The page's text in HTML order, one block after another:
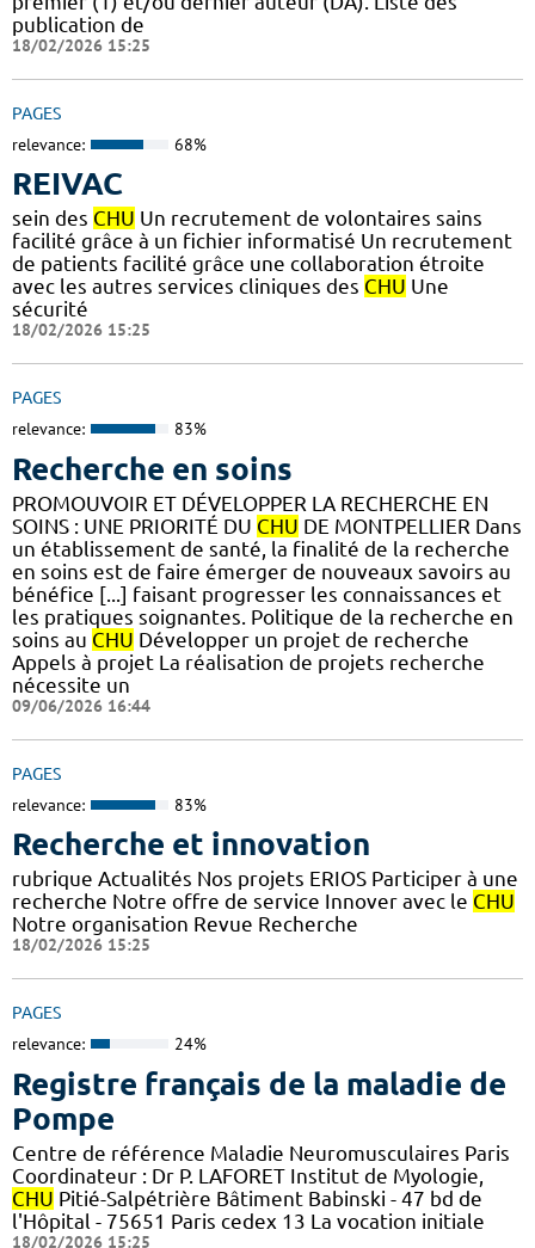
publication de
18/02/2026 15:25
PAGES
relevance: 68%
REIVAC
sein des CHU Un recrutement de volontaires sains
facilité grâce à un fichier informatisé Un recrutement
de patients facilité grâce une collaboration étroite
avec les autres services cliniques des CHU Une
sécurité
18/02/2026 15:25
PAGES
relevance: 83%
Recherche en soins
PROMOUVOIR ET DÉVELOPPER LA RECHERCHE EN
SOINS : UNE PRIORITÉ DU CHU DE MONTPELLIER Dans
un établissement de santé, la finalité de la recherche
en soins est de faire émerger de nouveaux savoirs au
bénéfice [...] faisant progresser les connaissances et
les pratiques soignantes. Politique de la recherche en
soins au CHU Développer un projet de recherche
Appels à projet La réalisation de projets recherche
nécessite un
09/06/2026 16:44
PAGES
relevance: 83%
Recherche et innovation
rubrique Actualités Nos projets ERIOS Participer à une
recherche Notre offre de service Innover avec le CHU
Notre organisation Revue Recherche
18/02/2026 15:25
PAGES
relevance: 24%
Registre français de la maladie de
Pompe
Centre de référence Maladie Neuromusculaires Paris
Coordinateur : Dr P. LAFORET Institut de Myologie,
CHU Pitié-Salpétrière Bâtiment Babinski - 47 bd de
l'Hôpital - 75651 Paris cedex 13 La vocation initiale
18/02/2026 15:25